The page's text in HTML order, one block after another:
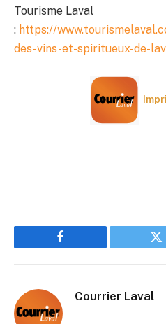
Tourisme Laval
: https://
des-vins-et-spiritueux-de-
Facebook
Courrier Laval